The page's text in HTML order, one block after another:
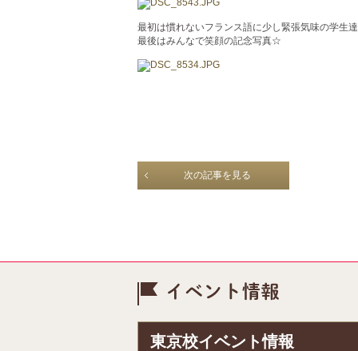
最初は慣れないフランス語に少し緊張気味の学生
最後はみんなで笑顔の記念写真☆
次の記事を見る
東京校イベント情報